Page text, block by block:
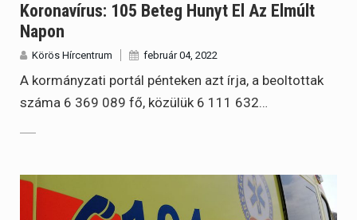
Koronavírus: 105 Beteg Hunyt El Az Elmúlt
Napon
Körös Hírcentrum február 04, 2022
A kormányzati portál pénteken azt írja, a beoltottak
száma 6 369 089 fő, közülük 6 111 632…